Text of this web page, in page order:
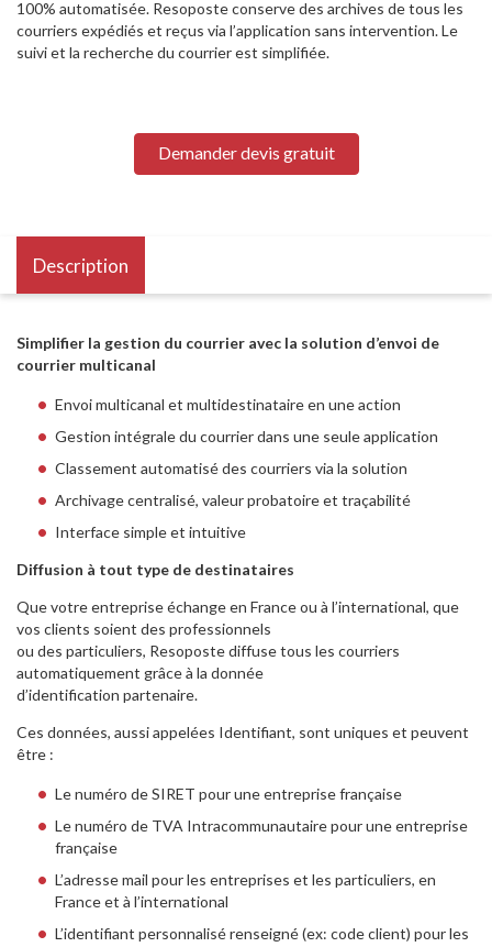
100% automatisée. Resoposte conserve des archives de tous les
courriers expédiés et reçus via l’application sans intervention. Le
suivi et la recherche du courrier est simplifiée.
Demander devis gratuit
Description
Simplifier la gestion du courrier avec la solution d’envoi de
courrier multicanal
Envoi multicanal et multidestinataire en une action
Gestion intégrale du courrier dans une seule application
Classement automatisé des courriers via la solution
Archivage centralisé, valeur probatoire et traçabilité
Interface simple et intuitive
Diffusion à tout type de destinataires
Que votre entreprise échange en France ou à l’international, que
vos clients soient des professionnels
ou des particuliers, Resoposte diffuse tous les courriers
automatiquement grâce à la donnée
d’identification partenaire.
Ces données, aussi appelées Identifiant, sont uniques et peuvent
être :
Le numéro de SIRET pour une entreprise française
Le numéro de TVA Intracommunautaire pour une entreprise
française
L’adresse mail pour les entreprises et les particuliers, en
France et à l’international
L’identifiant personnalisé renseigné (ex: code client) pour les